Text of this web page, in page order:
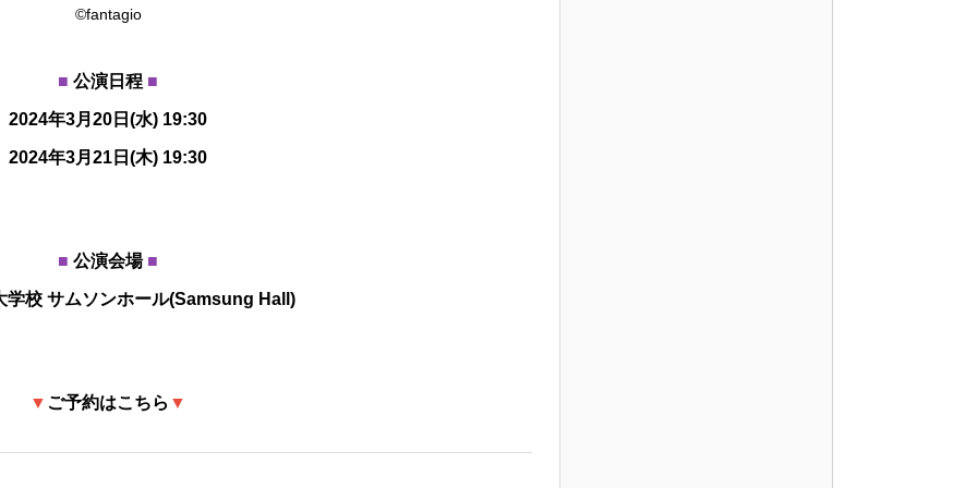
©fantagio
■ 公演日程 ■
2024年3月20日(水) 19:30
2024年3月21日(木) 19:30
■ 公演会場 ■
学校 サムソンホール(Samsung Hall)
▼ ご予約はこちら ▼